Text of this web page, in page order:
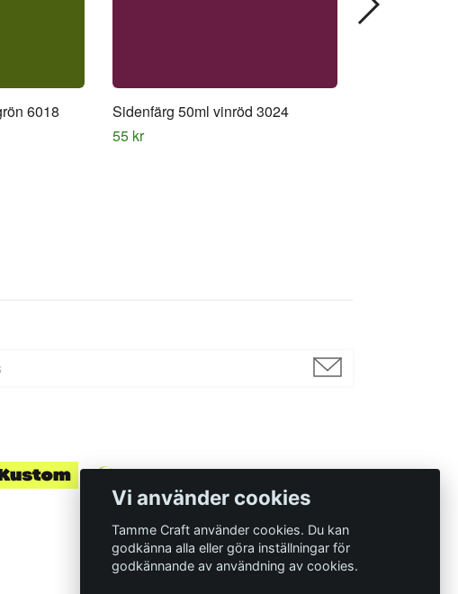
6018
Sidenfärg 50ml vinröd 3024
55 kr
Vi använder cookies
Tamme Craft använder cookies. Du kan
godkänna alla eller göra inställningar för
godkännande av användning av cookies.